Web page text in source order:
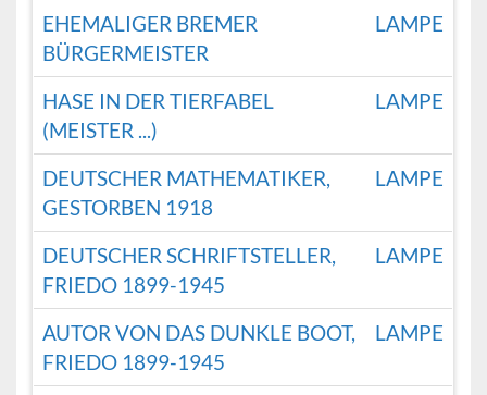
EHEMALIGER BREMER
BÜRGERMEISTER
LAMPE
HASE IN DER TIERFABEL
(MEISTER ...)
LAMPE
DEUTSCHER MATHEMATIKER,
GESTORBEN 1918
LAMPE
DEUTSCHER SCHRIFTSTELLER,
FRIEDO 1899-1945
LAMPE
AUTOR VON DAS DUNKLE BOOT,
FRIEDO 1899-1945
LAMPE